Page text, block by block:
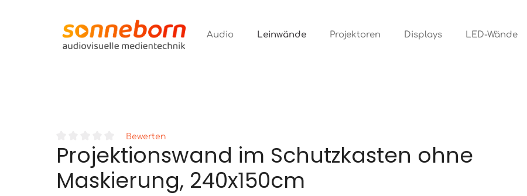
Audio Leinwände Projektoren Displays LED-Wände
Durchschnittliche Bewertung von 0 von 5 Sternen
Bewerten
Projektionswand im Schutzkasten ohne
Maskierung, 240x150cm